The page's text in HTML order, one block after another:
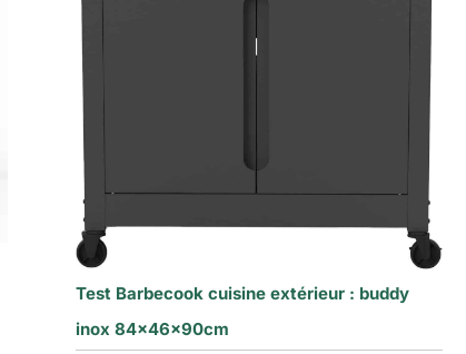
Test Barbecook cuisine extérieur : buddy
inox 84x46x90cm